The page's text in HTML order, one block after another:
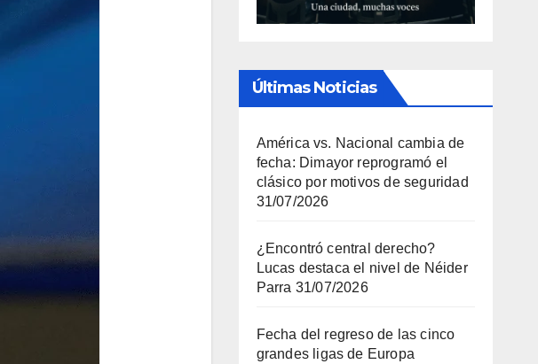
Últimas Noticias
América vs. Nacional cambia de
fecha: Dimayor reprogramó el
clásico por motivos de seguridad
31/07/2026
¿Encontró central derecho?
Lucas destaca el nivel de Néider
Parra 31/07/2026
Fecha del regreso de las cinco
grandes ligas de Europa